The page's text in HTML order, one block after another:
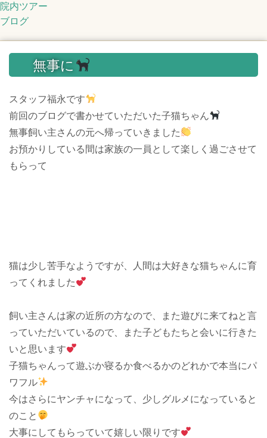
院内ツアー
ブログ
無事に
スタッフ福永です
前回のブログで書かせていただいた子猫ちゃん
無事飼い主さんの元へ帰っていきました
お預かりしている間は家族の一員として楽しく過ごさせて
もらって
猫は少し苦手なようですが、人間は大好きな猫ちゃんに育
ってくれました
飼い主さんは家の近所の方なので、また遊びに来てねと言
っていただいているので、また子どもたちと会いに行きた
いと思います
子猫ちゃんって遊ぶか寝るか食べるかのどれかで本当にパ
ワフル
今はさらにヤンチャになって、少しグルメになっていると
のこと
大事にしてもらっていて嬉しい限りです